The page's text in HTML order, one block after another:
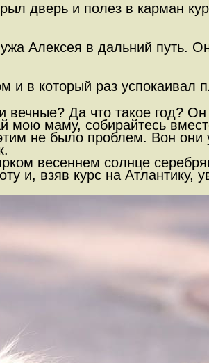
дверь и полез в карман
Алексея в дальний путь.
в который раз успокаивал
Да что такое год?
мою маму, собирайтесь
не было проблем. Вон
весеннем солнце
взяв курс на Атлантику,